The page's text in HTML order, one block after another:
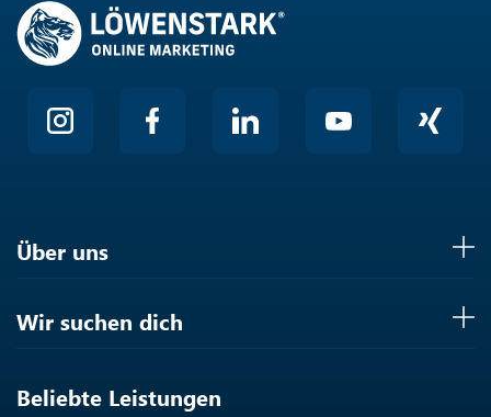
Über uns
Wir suchen dich
Beliebte Leistungen